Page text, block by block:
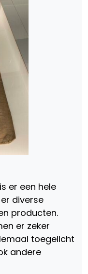
er een hele
diverse
producten.
er zeker
toegelicht
andere